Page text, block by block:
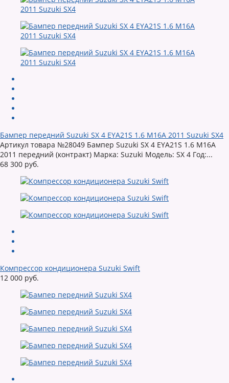
Бампер передний Suzuki SX 4 EYA21S 1.6 M16A 2011 Suzuki SX4
Артикул товара №28049 Бампер Suzuki SX 4 EYA21S 1.6 M16A
2011 передний (контракт) Марка: Suzuki Модель: SX 4 Год:...
68 300 руб.
Компрессор кондиционера Suzuki Swift
12 000 руб.